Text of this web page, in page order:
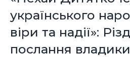
українського
віри та надії»:
послання